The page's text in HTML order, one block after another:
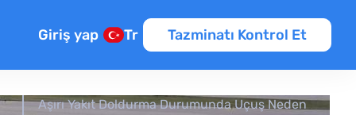
Giriş yap Tr Tazminatı Kontrol Et
Aşırı Yakıt Doldurma Durumunda Uçuş Neden